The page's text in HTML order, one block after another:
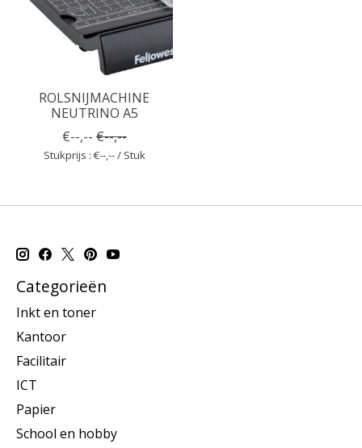
ROLSNIJMACHINE
NEUTRINO A5
€--,-- €--,--
Stukprijs : €--,-- / Stuk
Categorieën
Inkt en toner
Kantoor
Facilitair
ICT
Papier
School en hobby